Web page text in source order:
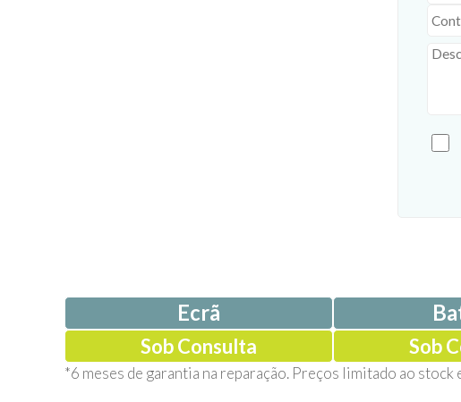
Ecrã
Sob Consulta Sob
*6 meses de garantia na reparação. Preços limitado ao stock